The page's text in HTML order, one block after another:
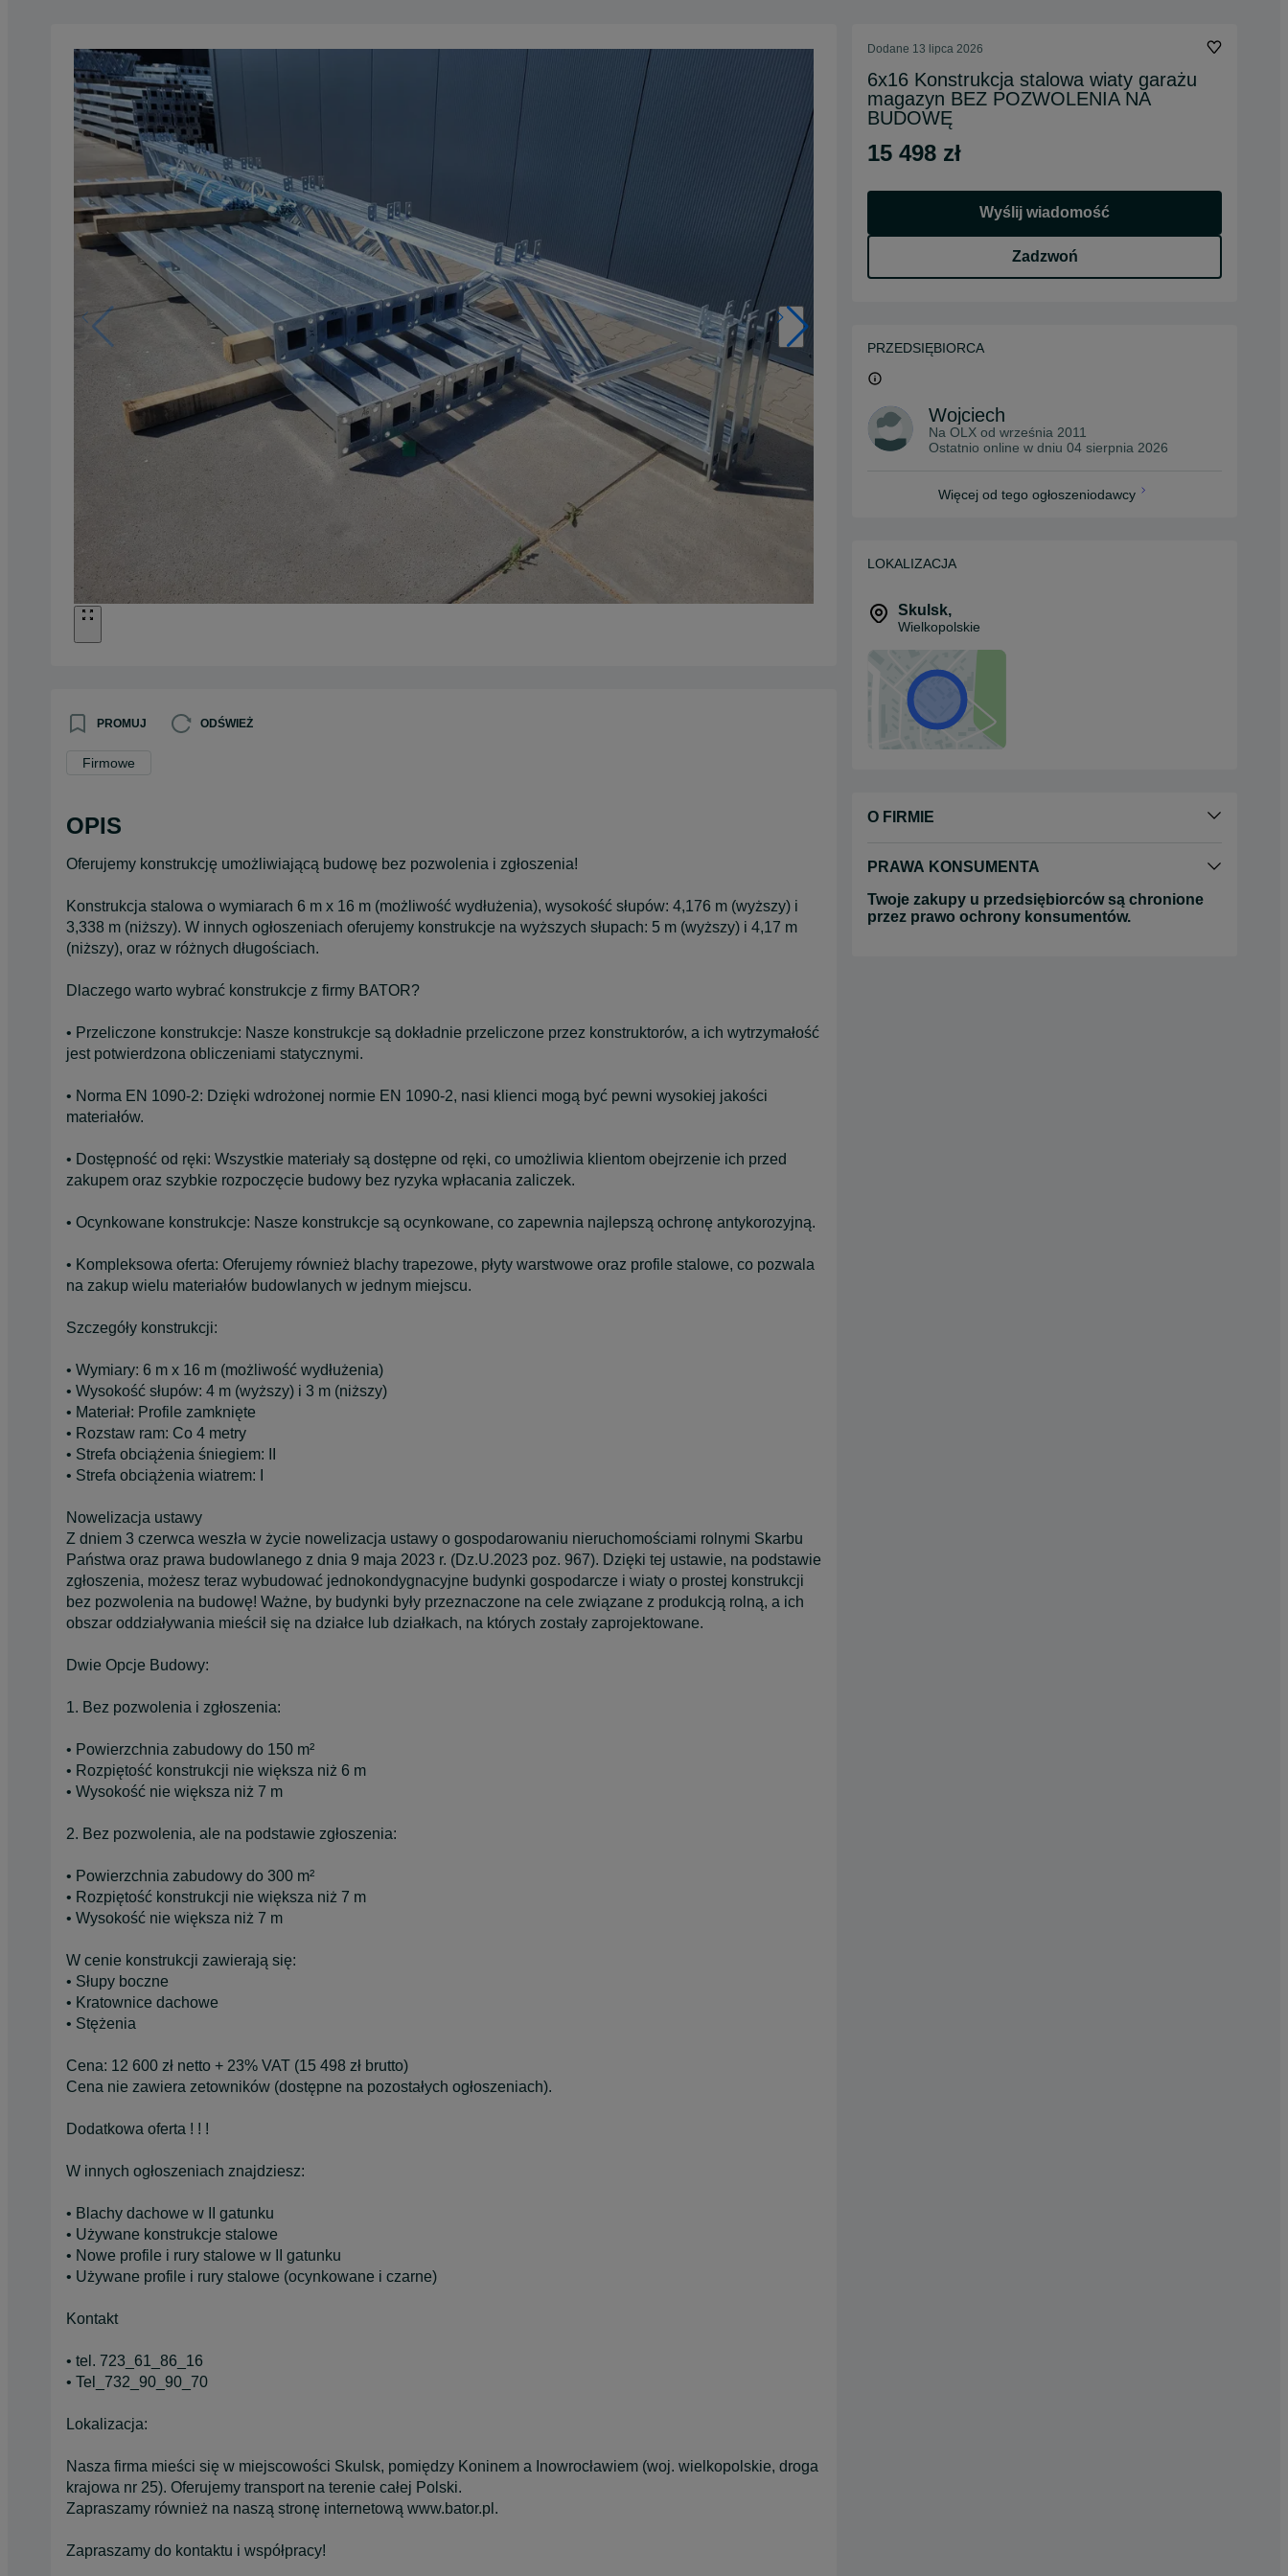
PROMUJ ODŚWIEŻ
Firmowe
OPIS
Oferujemy konstrukcję umożliwiającą budowę bez pozwolenia i zgłoszenia!
Konstrukcja stalowa o wymiarach 6 m x 16 m (możliwość wydłużenia), wysokość słupów: 4,176 m (wyższy) i
3,338 m (niższy). W innych ogłoszeniach oferujemy konstrukcje na wyższych słupach: 5 m (wyższy) i 4,17 m
(niższy), oraz w różnych długościach.
Dlaczego warto wybrać konstrukcje z firmy BATOR?
• Przeliczone konstrukcje: Nasze konstrukcje są dokładnie przeliczone przez konstruktorów, a ich wytrzymałość
jest potwierdzona obliczeniami statycznymi.
• Norma EN 1090-2: Dzięki wdrożonej normie EN 1090-2, nasi klienci mogą być pewni wysokiej jakości
materiałów.
• Dostępność od ręki: Wszystkie materiały są dostępne od ręki, co umożliwia klientom obejrzenie ich przed
zakupem oraz szybkie rozpoczęcie budowy bez ryzyka wpłacania zaliczek.
• Ocynkowane konstrukcje: Nasze konstrukcje są ocynkowane, co zapewnia najlepszą ochronę antykorozyjną.
• Kompleksowa oferta: Oferujemy również blachy trapezowe, płyty warstwowe oraz profile stalowe, co pozwala
na zakup wielu materiałów budowlanych w jednym miejscu.
Szczegóły konstrukcji:
• Wymiary: 6 m x 16 m (możliwość wydłużenia)
• Wysokość słupów: 4 m (wyższy) i 3 m (niższy)
• Materiał: Profile zamknięte
• Rozstaw ram: Co 4 metry
• Strefa obciążenia śniegiem: II
• Strefa obciążenia wiatrem: I
Nowelizacja ustawy
Z dniem 3 czerwca weszła w życie nowelizacja ustawy o gospodarowaniu nieruchomościami rolnymi Skarbu
Państwa oraz prawa budowlanego z dnia 9 maja 2023 r. (Dz.U.2023 poz. 967). Dzięki tej ustawie, na podstawie
zgłoszenia, możesz teraz wybudować jednokondygnacyjne budynki gospodarcze i wiaty o prostej konstrukcji
bez pozwolenia na budowę! Ważne, by budynki były przeznaczone na cele związane z produkcją rolną, a ich
obszar oddziaływania mieścił się na działce lub działkach, na których zostały zaprojektowane.
Dwie Opcje Budowy:
1. Bez pozwolenia i zgłoszenia:
• Powierzchnia zabudowy do 150 m²
• Rozpiętość konstrukcji nie większa niż 6 m
• Wysokość nie większa niż 7 m
2. Bez pozwolenia, ale na podstawie zgłoszenia:
• Powierzchnia zabudowy do 300 m²
• Rozpiętość konstrukcji nie większa niż 7 m
• Wysokość nie większa niż 7 m
W cenie konstrukcji zawierają się:
• Słupy boczne
• Kratownice dachowe
• Stężenia
Cena: 12 600 zł netto + 23% VAT (15 498 zł brutto)
Cena nie zawiera zetowników (dostępne na pozostałych ogłoszeniach).
Dodatkowa oferta ! ! !
W innych ogłoszeniach znajdziesz:
• Blachy dachowe w II gatunku
• Używane konstrukcje stalowe
• Nowe profile i rury stalowe w II gatunku
• Używane profile i rury stalowe (ocynkowane i czarne)
Kontakt
• tel. 723_61_86_16
• Tel_732_90_90_70
Lokalizacja:
Nasza firma mieści się w miejscowości Skulsk, pomiędzy Koninem a Inowrocławiem (woj. wielkopolskie, droga
krajowa nr 25). Oferujemy transport na terenie całej Polski.
Zapraszamy również na naszą stronę internetową www.bator.pl.
Zapraszamy do kontaktu i współpracy!
Dodane 13 lipca 2026
6x16 Konstrukcja stalowa wiaty garażu
magazyn BEZ POZWOLENIA NA
BUDOWĘ
15 498 zł
Wyślij wiadomość
Zadzwoń
PRZEDSIĘBIORCA
Wojciech
Na OLX od września 2011
Ostatnio online w dniu 04 sierpnia 2026
Więcej od tego ogłoszeniodawcy
LOKALIZACJA
Skulsk,
Wielkopolskie
O FIRMIE
PRAWA KONSUMENTA
Twoje zakupy u przedsiębiorców są chronione
przez prawo ochrony konsumentów.